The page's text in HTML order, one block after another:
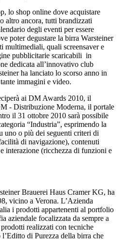
lo shop online dove acquistare
altro ancora, tutti brandizzati
degli eventi per essere
poter degustare la birra Warsteiner
multimediali, quali screensaver e
pubblicitarie scaricabili in
dedicata all’innovativo club
ha lanciato lo scorso anno in
immagini e video.
ai DM Awards 2010, il
- Distribuzione Moderna, il portale
il 31 ottobre 2010 sarà possibile
“Industria”, esprimendo la
uno o più dei seguenti criteri di
di navigazione), contenuti
interazione (ricchezza di funzioni e
Brauerei Haus Cramer KG, ha
vicino a Verona. L’Azienda
i prodotti appartenenti al portfolio
aziendale focalizzata da sempre a
realizzati con tecniche
di Purezza della birra che